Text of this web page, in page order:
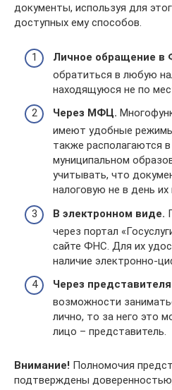
документы, используя для
доступных ему способов.
Личное обращение в
обратиться в любую
находящуюся не по
Через МФЦ.
имеют удобные
также располагаются
муниципальном
учитывать, что
налоговую не в день
В электронном виде.
через портал
сайте ФНС. Для их
наличие электронно-
Через
возможности
лично, то за него это
лицо – представитель.
Внимание! Полномочия
подтверждены